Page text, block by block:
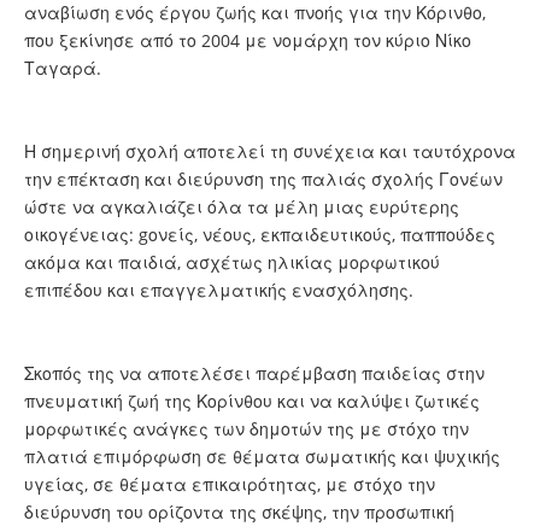
αναβίωση ενός έργου ζωής και πνοής για την Κόρινθο,
που ξεκίνησε από το 2004 με νομάρχη τον κύριο Νίκο
Ταγαρά.
Η σημερινή σχολή αποτελεί τη συνέχεια και ταυτόχρονα
την επέκταση και διεύρυνση της παλιάς σχολής Γονέων
ώστε να αγκαλιάζει όλα τα μέλη μιας ευρύτερης
οικογένειας: gονείς, νέους, εκπαιδευτικούς, παππούδες
ακόμα και παιδιά, ασχέτως ηλικίας μορφωτικού
επιπέδου και επαγγελματικής ενασχόλησης.
Σκοπός της να αποτελέσει παρέμβαση παιδείας στην
πνευματική ζωή της Κορίνθου και να καλύψει ζωτικές
μορφωτικές ανάγκες των δημοτών της με στόχο την
πλατιά επιμόρφωση σε θέματα σωματικής και ψυχικής
υγείας, σε θέματα επικαιρότητας, με στόχο την
διεύρυνση του ορίζοντα της σκέψης, την προσωπική